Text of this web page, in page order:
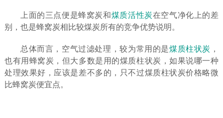
上面的三点便是蜂窝炭和煤质活性炭在空气净化上的差
别，也是蜂窝炭相比较煤炭所有的竞争优势说明。
总体而言，空气过滤处理，较为常用的是煤质柱状炭 ，
也有用蜂窝炭，但大多数是用的煤质柱状炭，如果说哪一种
处理效果好，应该是差不多的，只不过煤质柱状炭价格略微
比蜂窝炭便宜点。